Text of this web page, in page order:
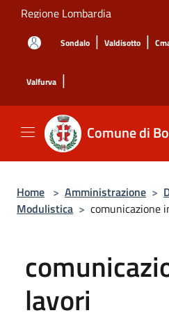
Salta al contenuto principale
Regione Lombardia
Sondalo | Valdisotto |
Valfurva |
Comune di
Home > Amministrazione >
Modulistica > comunicazione
lavori